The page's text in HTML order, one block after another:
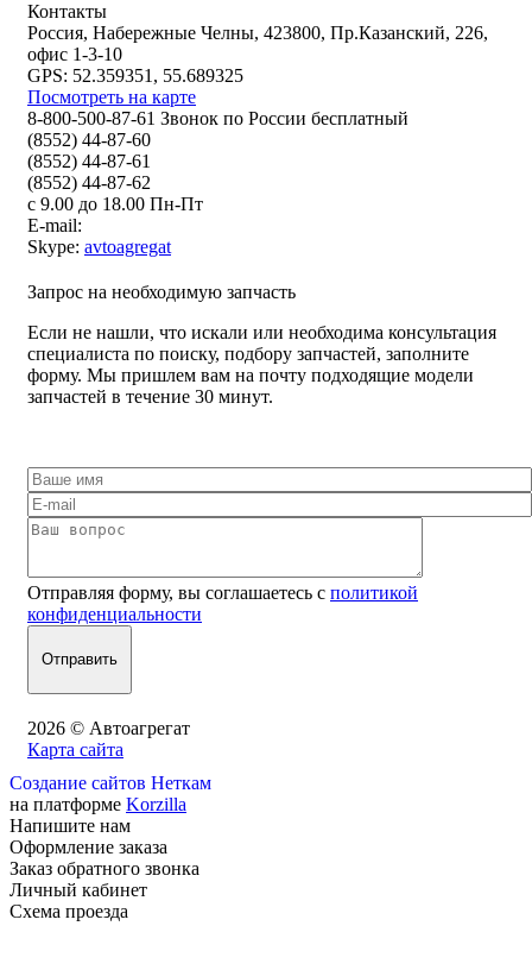
Контакты
Россия, Набережные Челны, 423800, Пр.Казанский, 226,
офис 1-3-10
GPS: 52.359351, 55.689325
Посмотреть на карте
8-800-500-87-61 Звонок по России бесплатный
(8552) 44-87-60
(8552) 44-87-61
(8552) 44-87-62
с 9.00 до 18.00 Пн-Пт
E-mail:
Skype: avtoagregat
Запрос на необходимую запчасть
Если не нашли, что искали или необходима консультация
специалиста по поиску, подбору запчастей, заполните
форму. Мы пришлем вам на почту подходящие модели
запчастей в течение 30 минут.
Отправляя форму, вы соглашаетесь с политикой
конфиденциальности
2026 © Автоагрегат
Карта сайта
Создание сайтов Неткам
на платформе Korzilla
Напишите нам
Оформление заказа
Заказ обратного звонка
Личный кабинет
Схема проезда